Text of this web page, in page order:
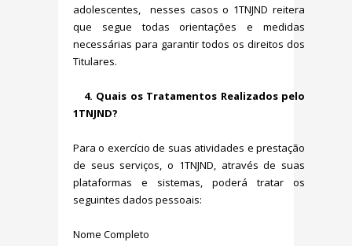
adolescentes, nesses casos o 1TNJND reitera
que segue todas orientações e medidas
necessárias para garantir todos os direitos dos
Titulares.
4. Quais os Tratamentos Realizados pelo
1TNJND?
Para o exercício de suas atividades e prestação
de seus serviços, o 1TNJND, através de suas
plataformas e sistemas, poderá tratar os
seguintes dados pessoais:
Nome Completo